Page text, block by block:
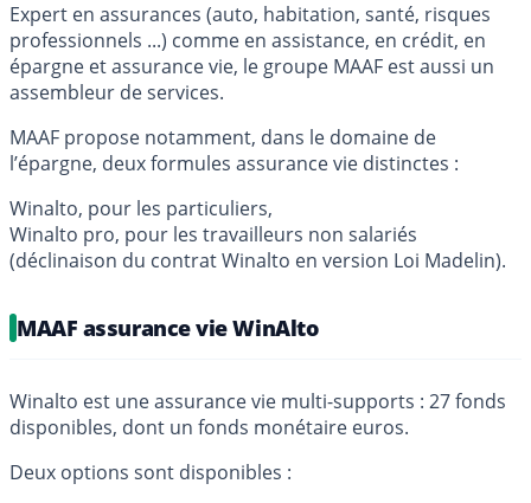
Expert en assurances (auto, habitation, santé, risques
professionnels ...) comme en assistance, en crédit, en
épargne et assurance vie, le groupe MAAF est aussi un
assembleur de services.
MAAF propose notamment, dans le domaine de
l’épargne, deux formules assurance vie distinctes :
Winalto, pour les particuliers,
Winalto pro, pour les travailleurs non salariés
(déclinaison du contrat Winalto en version Loi Madelin).
MAAF assurance vie WinAlto
Winalto est une assurance vie multi-supports : 27 fonds
disponibles, dont un fonds monétaire euros.
Deux options sont disponibles :